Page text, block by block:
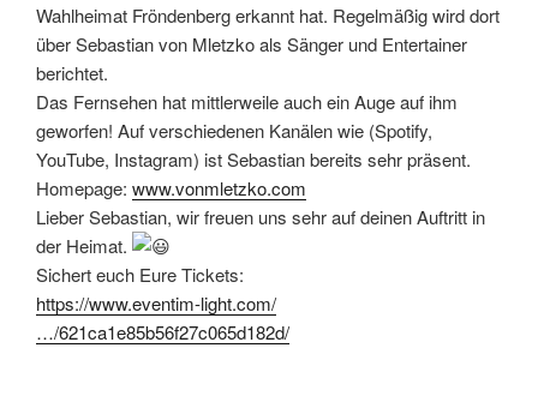
Wahlheimat Fröndenberg erkannt hat. Regelmäßig wird dort
über Sebastian von Mletzko als Sänger und Entertainer
berichtet.
Das Fernsehen hat mittlerweile auch ein Auge auf ihm
geworfen! Auf verschiedenen Kanälen wie (Spotify,
YouTube, Instagram) ist Sebastian bereits sehr präsent.
Homepage: www.vonmletzko.com
Lieber Sebastian, wir freuen uns sehr auf deinen Auftritt in
der Heimat.
Sichert euch Eure Tickets:
https://www.eventim-light.com/
…/621ca1e85b56f27c065d182d/